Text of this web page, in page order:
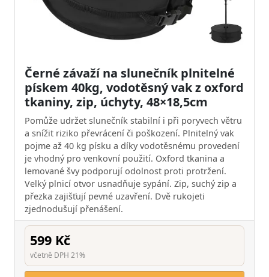
Černé závaží na slunečník plnitelné
pískem 40kg, vodotěsný vak z oxford
tkaniny, zip, úchyty, 48×18,5cm
Pomůže udržet slunečník stabilní i při poryvech větru
a snížit riziko převrácení či poškození. Plnitelný vak
pojme až 40 kg písku a díky vodotěsnému provedení
je vhodný pro venkovní použití. Oxford tkanina a
lemované švy podporují odolnost proti protržení.
Velký plnicí otvor usnadňuje sypání. Zip, suchý zip a
přezka zajišťují pevné uzavření. Dvě rukojeti
zjednodušují přenášení.
599 Kč
včetně DPH 21%